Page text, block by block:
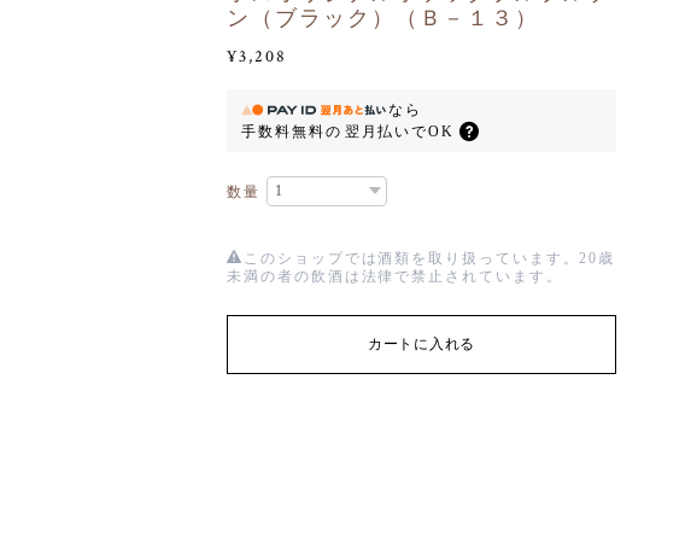
ン（ブラック）（Ｂ－１３）
¥3,208
なら
手数料無料の 翌月払いでOK
数量
このショップでは酒類を取り扱っています。20歳
未満の者の飲酒は法律で禁止されています。
カートに入れる